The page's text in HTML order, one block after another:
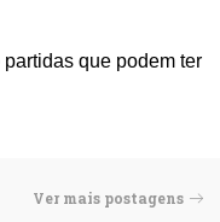
que podem ter
Ver mais postagens